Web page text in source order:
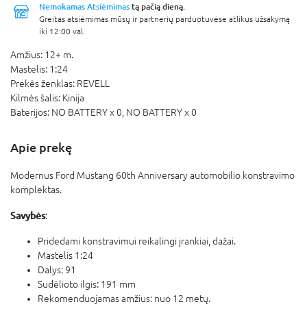
Nemokamas Atsiėmimas tą pačią dieną.
Greitas atsiėmimas mūsų ir partnerių parduotuvėse atlikus užsakymą
iki 12:00 val.
Amžius: 12+ m.
Mastelis: 1:24
Prekės ženklas: REVELL
Kilmės šalis: Kinija
Baterijos: NO BATTERY x 0, NO BATTERY x 0
Apie prekę
Modernus Ford Mustang 60th Anniversary automobilio konstravimo
komplektas.
Savybės:
Pridedami konstravimui reikalingi įrankiai, dažai.
Mastelis 1:24
Dalys: 91
Sudėlioto ilgis: 191 mm
Rekomenduojamas amžius: nuo 12 metų.